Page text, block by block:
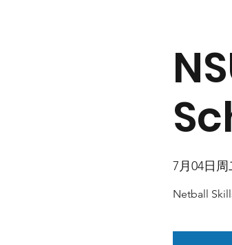
7月04日周
Netball